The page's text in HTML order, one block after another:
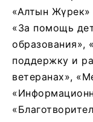
«Алтын Жүрек»
«За помощь
образования»,
поддержку и
ветеранах»,